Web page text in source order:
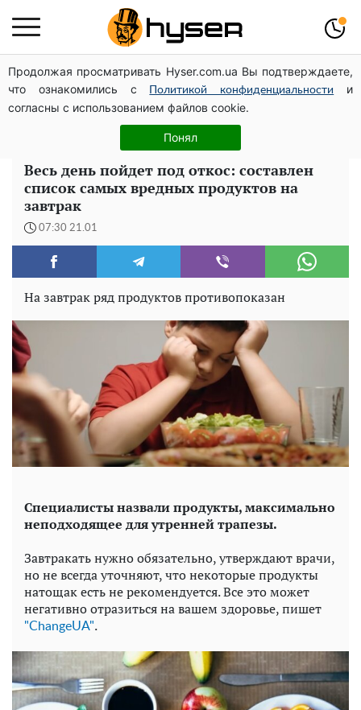
Продолжая просматривать Hyser.com.ua Вы подтверждаете,
что ознакомились с
Политикой конфиденциальности
и
согласны с использованием файлов cookie.
Понял
Гола Олена Тополя у цікавих позах змусила відвисати
щелепи: злив відео – було лише початком
Повністю гола Анна Трінчер блиснула "принадами":
таких розмірів ви ще не бачили
Весь день пойдет под откос: составлен
список самых вредных продуктов на
завтрак
07:30 21.01
На завтрак ряд продуктов противопоказан
Специалисты назвали продукты, максимально
неподходящее для утренней трапезы.
Завтракать нужно обязательно, утверждают врачи,
но не всегда уточняют, что некоторые продукты
натощак есть не рекомендуется. Все это может
негативно отразиться на вашем здоровье, пишет
"ChangeUA".